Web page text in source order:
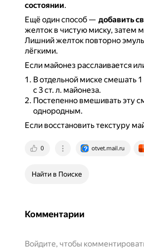
состоянии.
Ещё один способ — добавить
желток в чистую миску, затем
Лишний желток повторно
лёгкими.
Если майонез расслаивается
В отдельной миске смешать
с 3 ст. л. майонеза.
Постепенно вмешивать эту
однородным.
Если восстановить текстуру
0 otvet.mail.ru
Найти в Поиске
Комментарии
Войдите, чтобы